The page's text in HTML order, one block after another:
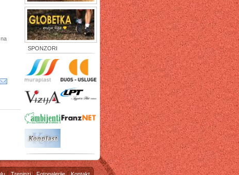
SPONZORI